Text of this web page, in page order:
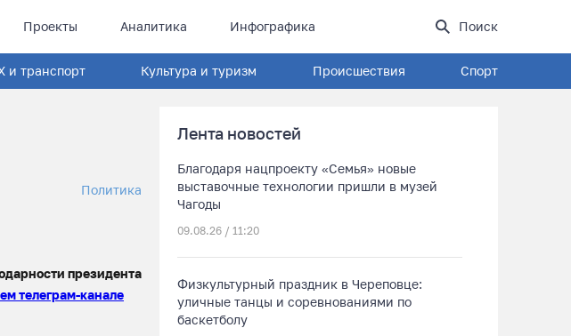
Проекты Аналитика Инфографика Поиск
и транспорт Культура и туризм Происшествия Спорт
Политика
президента
телеграм-канале
Лента новостей
Благодаря нацпроекту «Семья» новые
выставочные технологии пришли в музей
Чагоды
09.08.26 / 11:20
Физкультурный праздник в Череповце:
уличные танцы и соревнованиями по
баскетболу